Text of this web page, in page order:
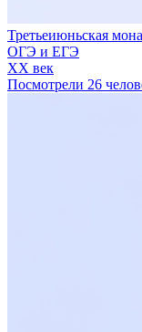
Третьеиюньская
ОГЭ и ЕГЭ
XX век
Посмотрели 26